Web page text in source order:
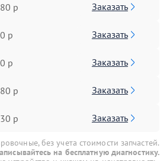
р Заказать
р Заказать
р Заказать
р Заказать
р Заказать
без учета стоимости запчастей.
на бесплатную диагностику.